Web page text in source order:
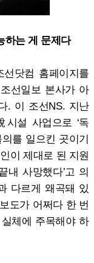
하는 게 문제다
선닷컴 홈페이지를
선일보 본사가 아
. 이 조선NS. 지난
설 사업으로 ‘독
를 일으킨 곳이기
이 제대로 된 지원
내 사망했다’고 의
다르게 왜곡돼 있
도가 어쩌다 한 번
체에 주목해야 하